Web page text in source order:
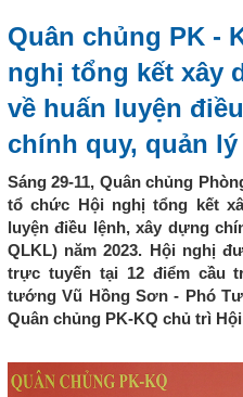
Quân chủng PK -
nghị tổng kết xây
về huấn luyện
chính quy, quản
Sáng 29-11, Quân chủng
tổ chức Hội nghị tổng kết
luyện điều lệnh, xây dựng
QLKL) năm 2023. Hội nghị
trực tuyến tại 12 điểm cầu
tướng Vũ Hồng Sơn - Phó
Quân chủng PK-KQ chủ trì